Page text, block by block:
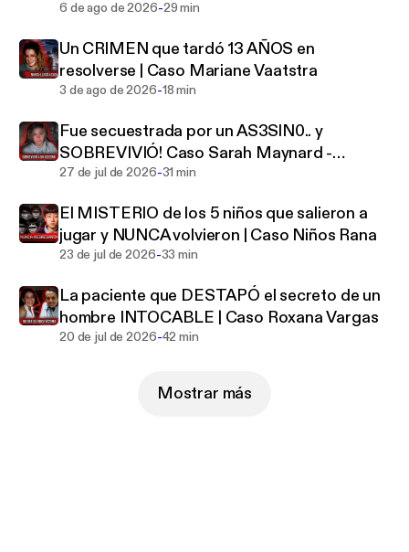
6 de ago de 2026-29 min
Un CRlMEN que tardó 13 AÑOS en
resolverse | Caso Mariane Vaatstra
3 de ago de 2026-18 min
Fue secuestrada por un AS3SlN0.. y
SOBREVIVIÓ! Caso Sarah Maynard -
Matthew Hoffman
27 de jul de 2026-31 min
El MISTERIO de los 5 niños que salieron a
jugar y NUNCA volvieron | Caso Niños Rana
23 de jul de 2026-33 min
La paciente que DESTAPÓ el secreto de un
hombre INTOCABLE | Caso Roxana Vargas
20 de jul de 2026-42 min
Mostrar más